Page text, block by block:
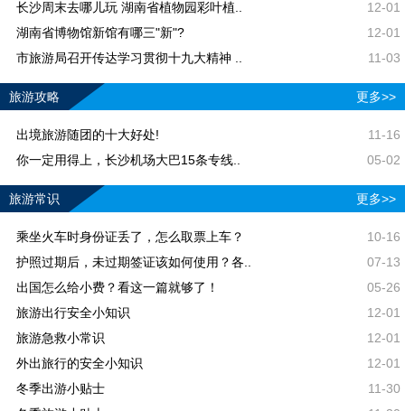
长沙周末去哪儿玩 湖南省植物园彩叶植..
12-01
湖南省博物馆新馆有哪三"新"?
12-01
市旅游局召开传达学习贯彻十九大精神 ..
11-03
旅游攻略 更多>>
出境旅游随团的十大好处!
11-16
你一定用得上，长沙机场大巴15条专线..
05-02
旅游常识 更多>>
乘坐火车时身份证丢了，怎么取票上车？
10-16
护照过期后，未过期签证该如何使用？各..
07-13
出国怎么给小费？看这一篇就够了！
05-26
旅游出行安全小知识
12-01
旅游急救小常识
12-01
外出旅行的安全小知识
12-01
冬季出游小贴士
11-30